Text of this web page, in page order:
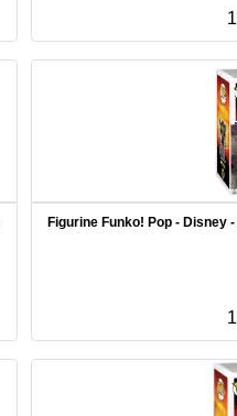
Figurine Funko! Pop - Disney